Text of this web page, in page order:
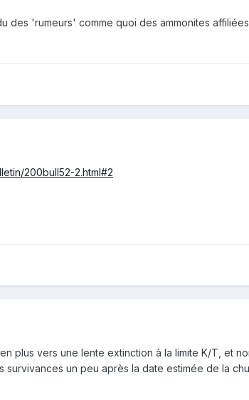
des 'rumeurs' comme quoi des ammonites
200bull52-2.html#2
plus vers une lente extinction à la limite K/T, et
survivances un peu après la date estimée de la